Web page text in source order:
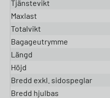
Tjänstevikt
Maxlast
Totalvikt
Bagageutrymme
Längd
Höjd
Bredd exkl. sidospeglar
Bredd hjulbas